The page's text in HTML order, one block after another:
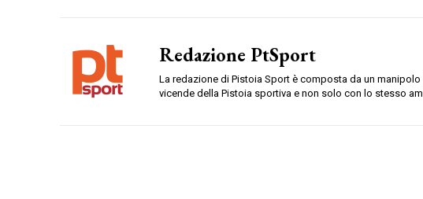
Redazione PtSport
La redazione di Pistoia Sport è composta da un
vicende della Pistoia sportiva e non solo con lo stesso